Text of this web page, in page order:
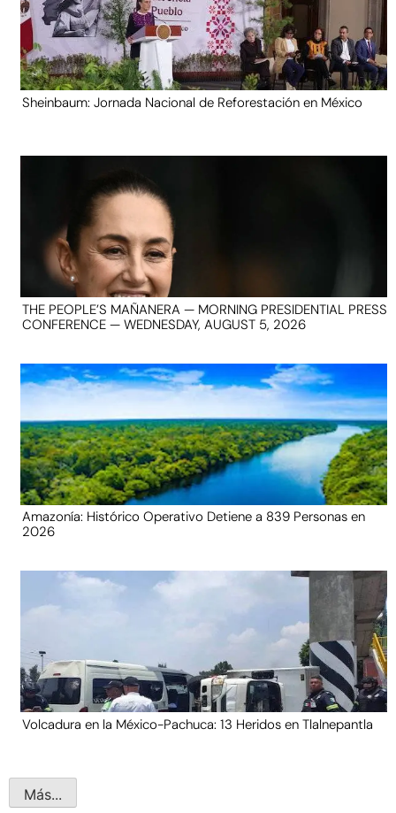
Sheinbaum: Jornada Nacional de Reforestación en México
THE PEOPLE’S MAÑANERA — MORNING PRESIDENTIAL PRESS
CONFERENCE — WEDNESDAY, AUGUST 5, 2026
Amazonía: Histórico Operativo Detiene a 839 Personas en
2026
Volcadura en la México-Pachuca: 13 Heridos en Tlalnepantla
Más...